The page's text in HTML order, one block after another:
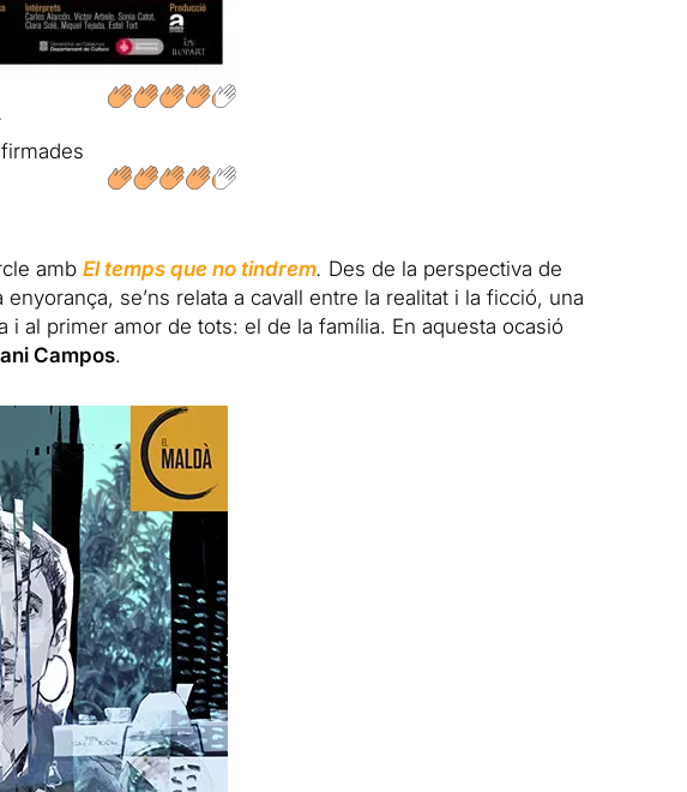
amb El temps que no tindrem. Des de la perspectiva de
se’ns relata a cavall entre la realitat i la ficció, una
i al primer amor de tots: el de la família. En aquesta ocasió
Campos.